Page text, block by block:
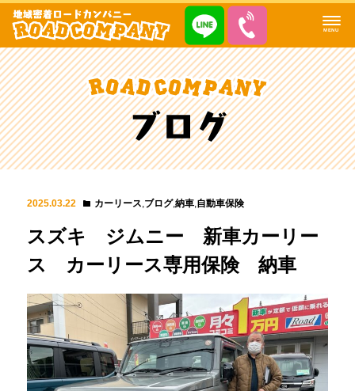
MENU
2025.03.22 カーリース,ブログ,納車,自動車保険
スズキ ジムニー 新車カーリー
ス カーリース専用保険 納車